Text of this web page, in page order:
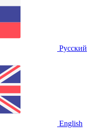
Русский
English